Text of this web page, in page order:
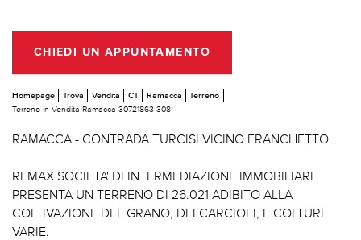
CHIEDI UN APPUNTAMENTO
Homepage Trova Vendita CT Ramacca
Terreno
Terreno In Vendita Ramacca 30721863-308
RAMACCA - CONTRADA TURCISI VICINO FRANCHETTO
REMAX SOCIETA' DI INTERMEDIAZIONE IMMOBILIARE
PRESENTA UN TERRENO DI 26.021 ADIBITO ALLA
COLTIVAZIONE DEL GRANO, DEI CARCIOFI, E COLTURE
VARIE.